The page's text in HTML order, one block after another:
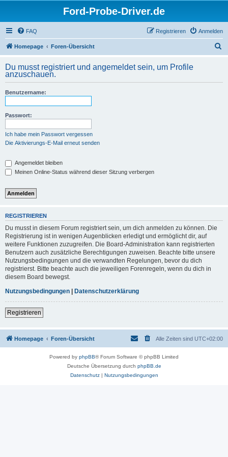
Ford-Probe-Driver.de
FAQ Anmelden
Registrieren
Homepage Foren-Übersicht
h
Du musst registriert und angemeldet sein, um Profile
anzuschauen.
Benutzername:
Passwort:
Ich habe mein Passwort vergessen
Die Aktivierungs-E-Mail erneut senden
Angemeldet bleiben
Meinen Online-Status während dieser Sitzung verbergen
REGISTRIEREN
Du musst in diesem Forum registriert sein, um dich anmelden zu können. Die
Registrierung ist in wenigen Augenblicken erledigt und ermöglicht dir, auf
weitere Funktionen zuzugreifen. Die Board-Administration kann registrierten
Benutzern auch zusätzliche Berechtigungen zuweisen. Beachte bitte unsere
Nutzungsbedingungen und die verwandten Regelungen, bevor du dich
registrierst. Bitte beachte auch die jeweiligen Forenregeln, wenn du dich in
diesem Board bewegst.
Nutzungsbedingungen | Datenschutzerklärung
Registrieren
Homepage Foren-Übersicht Alle Zeiten sind UTC+02:00
Powered by phpBB® Forum Software © phpBB Limited
Deutsche Übersetzung durch phpBB.de
Datenschutz| Nutzungsbedingungen